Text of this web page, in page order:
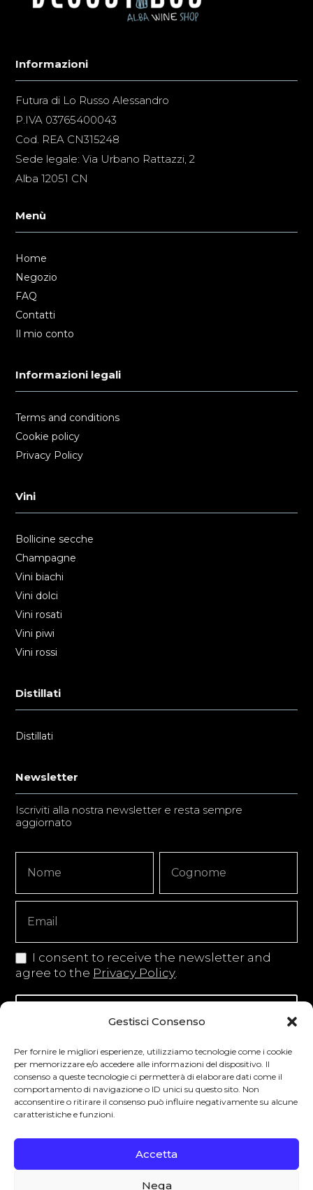
Gestisci Consenso
Per fornire le migliori esperienze, utilizziamo tecnologie come i cookie
per memorizzare e/o accedere alle informazioni del dispositivo. Il
consenso a queste tecnologie ci permetterà di elaborare dati come il
comportamento di navigazione o ID unici su questo sito. Non
acconsentire o ritirare il consenso può influire negativamente su alcune
caratteristiche e funzioni.
Accetta
Nega
Informazioni
Futura di Lo Russo Alessandro
P.IVA 03765400043
Cod. REA CN315248
Sede legale: Via Urbano Rattazzi, 2
Alba 12051 CN
Menù
Home
Negozio
FAQ
Contatti
Il mio conto
Informazioni legali
Terms and conditions
Cookie policy
Privacy Policy
Vini
Bollicine secche
Champagne
Vini biachi
Vini dolci
Vini rosati
Vini piwi
Vini rossi
Distillati
Distillati
Newsletter
Iscriviti alla nostra newsletter e resta sempre
aggiornato
Signup
Copy
I consent to receive the newsletter and
agree to the Privacy Policy
Iscriviti alla newsletter
Degustibus invita al consumo responsabile.
La vendita di bevande alcoliche è vietata ai
Paese di residenza. L’abuso di alcol è
pericoloso per la salute.